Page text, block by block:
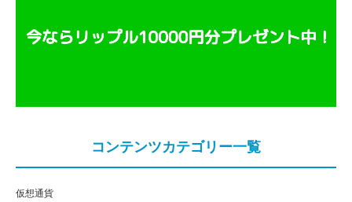
コンテンツカテゴリー一覧
仮想通貨